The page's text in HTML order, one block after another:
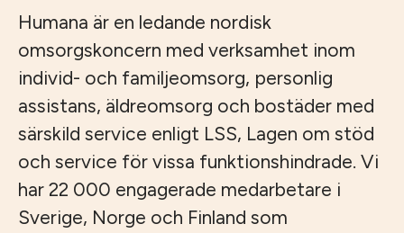
Humana är en ledande nordisk
omsorgskoncern med verksamhet inom
individ- och familjeomsorg, personlig
assistans, äldreomsorg och bostäder med
särskild service enligt LSS, Lagen om stöd
och service för vissa funktionshindrade. Vi
har 22 000 engagerade medarbetare i
Sverige, Norge och Finland som